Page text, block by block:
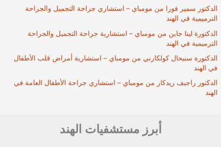
الدكتور سمير فورا من مومباي – استشاري جراحة التجميل والجراحة
الترميمية في الهند
الدكتورة لينا جاين من مومباي – استشارية جراحة التجميل والجراحة
الترميمية في الهند
الدكتورة سنيحال كولكارني من مومباي – استشارية أمراض قلب الأطفال
في الهند
الدكتور راجيف ريدكار من مومباي – استشاري جراحة الأطفال العامة في
الهند
أبرز مستشفيات الهند